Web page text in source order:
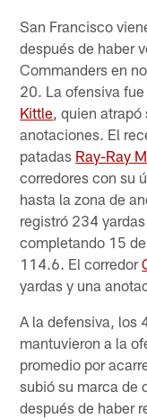
San Francisco
después de haber
Commanders en
20. La ofensiva
Kittle , quien
anotaciones. El
patadas Ray-Ray
corredores con su
hasta la zona de
registró 234
completando 15
114.6. El corredor
yardas y una
A la defensiva, los
mantuvieron a la
promedio por
subió su marca de
después de haber